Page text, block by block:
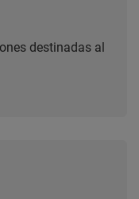
destinadas al